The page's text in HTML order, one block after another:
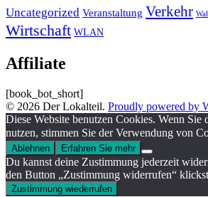
Uncategorized Veranstaltung Verkehr
Wirtschaft WLAN
Affiliate
[book_bot_short]
© 2026 Der Lokalteil. Proudly powered by
Diese Website benutzen Cookies. Wenn Sie
nutzen, stimmen Sie der Verwendung von
Ablehnen
Erfahren Sie mehr
Du kannst deine Zustimmung jederzeit
den Button „Zustimmung widerrufen“
Zustimmung wiederrufen